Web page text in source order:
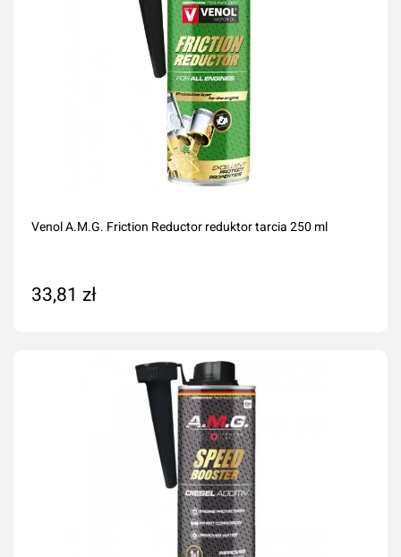
Venol A.M.G. Friction Reductor reduktor tarcia 250 ml
33,81 zł